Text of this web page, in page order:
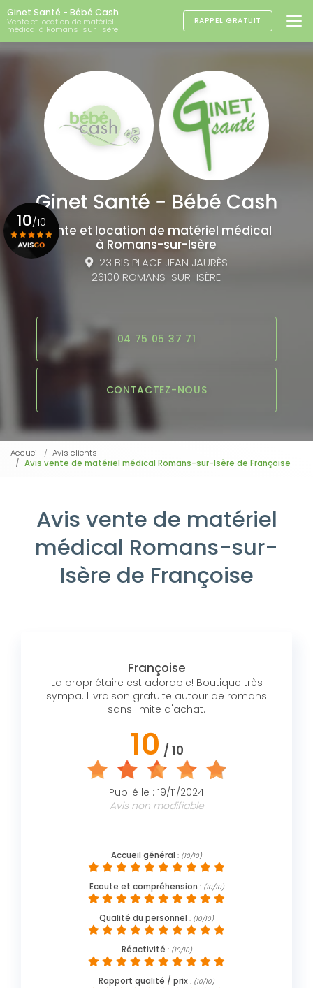
Aller
au
contenu
principal
Ginet Santé - Bébé Cash
Vente et location de matériel
médical à Romans-sur-Isère
RAPPEL GRATUIT
Vente et location de matériel médical
à Romans-sur-Isère
23 BIS PLACE JEAN JAURÈS
26100 ROMANS-SUR-ISÈRE
04 75 05 37 71
CONTACTEZ-NOUS
10/10
Accueil
Avis clients
Avis vente de matériel médical Romans-sur-Isère de Françoise
Avis vente de matériel
médical Romans-sur-
Isère de Françoise
Françoise
La propriétaire est adorable! Boutique très
sympa. Livraison gratuite autour de romans
sans limite d'achat.
10 / 10
Publié le : 19/11/2024
Avis non modifiable
Accueil général : (10/10)
Ecoute et compréhension : (10/10)
Qualité du personnel : (10/10)
Réactivité : (10/10)
Rapport qualité / prix: (10/10)